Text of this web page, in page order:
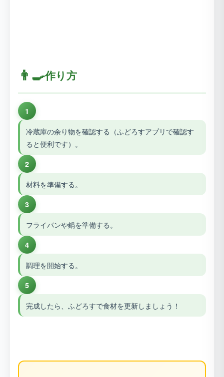
👨‍🍳作り方
1
冷蔵庫の余り物を確認する（ふどろすアプリで確認す
ると便利です）。
2
材料を準備する。
3
フライパンや鍋を準備する。
4
調理を開始する。
5
完成したら、ふどろすで食材を更新しましょう！